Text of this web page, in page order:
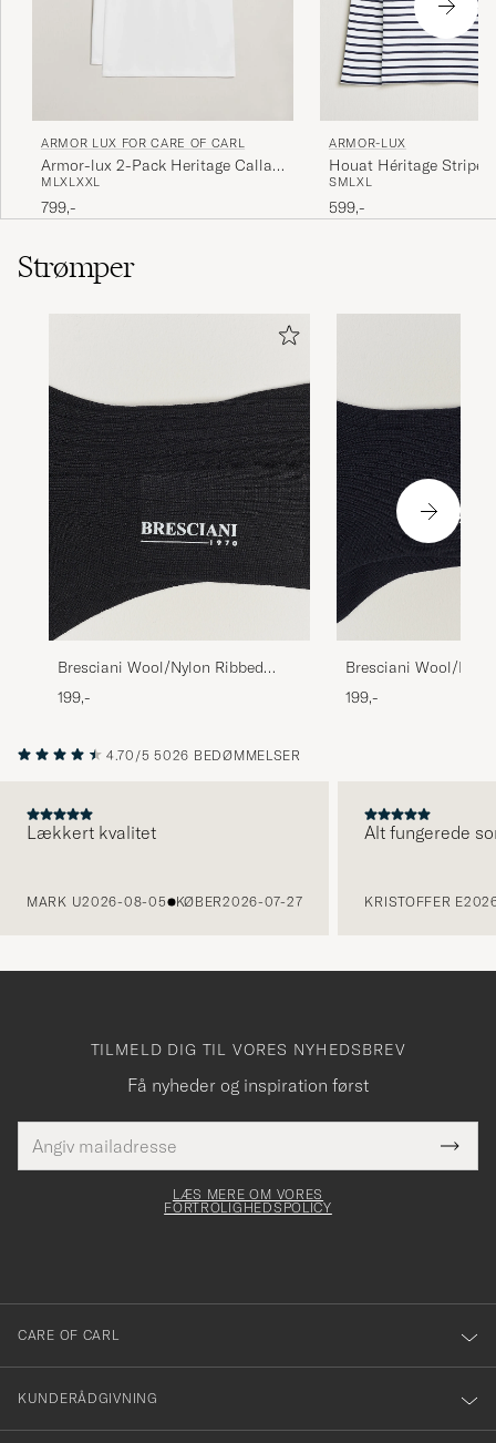
ARMOR LUX FOR CARE OF CARL
Armor-lux 2-Pack Heritage Callac
T-Shirt White/White
M LXLXXL
799,-
ARMOR-LUX
Houat Héritage Stripe
T-Shirt White/Navy
SMLXL
599,-
Strømper
Bresciani Wool/Nylon Ribbed
Short Socks Black
199,-
Bresciani Wool/
Short Socks Navy
199,-
4.70/5 5026 BEDØMMELSER
Lækkert kvalitet
MARK U2026-08-05 KØBER2026-07-27
Alt fungerede
KRISTOFFER E
TILMELD DIG TIL VORES NYHEDSBREV
Få nyheder og inspiration først
mailadresse
skal
Tack
för
dig
till
vårt
nyhetsbrev!
LÆS MERE OM VORES
FORTROLIGHEDSPOLICY
CARE OF CARL
KUNDERÅDGIVNING